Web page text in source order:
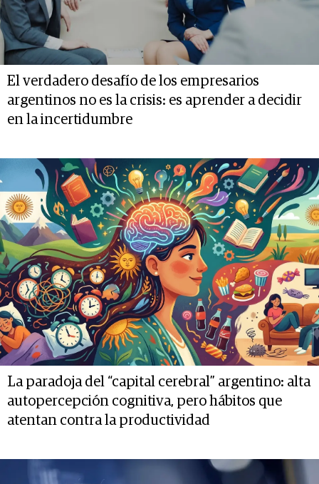
El verdadero desafío de los empresarios
argentinos no es la crisis: es aprender a decidir
en la incertidumbre
La paradoja del “capital cerebral” argentino: alta
autopercepción cognitiva, pero hábitos que
atentan contra la productividad